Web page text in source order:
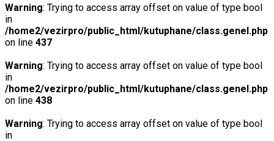
Warning: Trying to access array offset on value of type bool
in
/home2/vezirpro/public_html/kutuphane/class.genel.php
on line 437
Warning: Trying to access array offset on value of type bool
in
/home2/vezirpro/public_html/kutuphane/class.genel.php
on line 438
Warning: Trying to access array offset on value of type bool
in